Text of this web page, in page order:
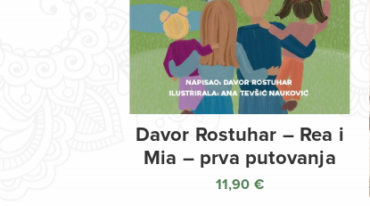
Davor Rostuhar – Rea i
Mia – prva putovanja
11,90 €